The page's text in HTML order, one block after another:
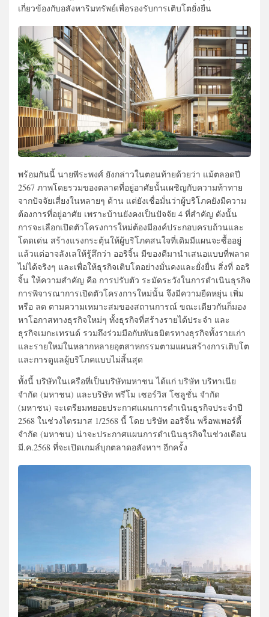
เกี่ยวข้องกับอสังหาริมทรัพย์เพื่อรองรับการเติบโตยั่งยืน
พร้อมกันนี้ นายพีระพงศ์ ยังกล่าวในตอนท้ายด้วยว่า แม้ตลอดปี
2567 ภาพโดยรวมของตลาดที่อยู่อาศัยนั้นเผชิญกับความท้าทาย
จากปัจจัยเสี่ยงในหลายๆ ด้าน แต่ยังเชื่อมั่นว่าผู้บริโภคยังมีความ
ต้องการที่อยู่อาศัย เพราะบ้านยังคงเป็นปัจจัย 4 ที่สำคัญ ดังนั้น
การจะเลือกเปิดตัวโครงการใหม่ต้องมีองค์ประกอบครบถ้วนและ
โดดเด่น สร้างแรงกระตุ้นให้ผู้บริโภคสนใจที่เดิมมีแผนจะซื้ออยู่
แล้วแต่อาจลังเลให้รู้สึกว่า ออริจิ้น มีของดีมานำเสนอแบบที่พลาด
ไม่ได้จริงๆ และเพื่อให้ธุรกิจเติบโตอย่างมั่นคงและยั่งยื่น สิ่งที่ ออริ
จิ้น ให้ความสำคัญ คือ การปรับตัว ระมัดระวังในการดำเนินธุรกิจ
การพิจารณาการเปิดตัวโครงการใหม่นั้น จึงมีความยืดหยุ่น เพิ่ม
หรือ ลด ตามความเหมาะสมของสถานการณ์ ขณะเดียวกันก็มอง
หาโอกาสทางธุรกิจใหม่ๆ ทั้งธุรกิจที่สร้างรายได้ประจำ และ
ธุรกิจเมกะเทรนด์ รวมถึงร่วมมือกับพันธมิตรทางธุรกิจทั้งรายเก่า
และรายใหม่ในหลากหลายอุตสาหกรรมตามแผนสร้างการเติบโต
และการดูแลผู้บริโภคแบบไม่สิ้นสุด
ทั้งนี้ บริษัทในเครือที่เป็นบริษัทมหาชน ได้แก่ บริษัท บริทาเนีย
จำกัด (มหาชน) และบริษัท พรีโม เซอร์วิส โซลูชั่น จำกัด
(มหาชน) จะเตรียมทยอยประกาศแผนการดำเนินธุรกิจประจำปี
2568 ในช่วงไตรมาส 1/2568 นี้ โดย บริษัท ออริจิ้น พร็อพเพอร์ตี้
จำกัด (มหาชน) น่าจะประกาศแผนการดำเนินธุรกิจในช่วงเดือน
มี.ค.2568 ที่จะเปิดเกมส์บุกตลาดอสังหาฯ อีกครั้ง